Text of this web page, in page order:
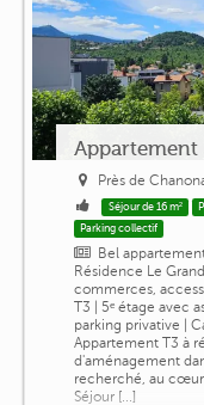
Appartement
Près de
Séjour de 16 m²
Parking collectif
Bel
Résidence Le
commerces,
T3 | 5ᵉ étage avec
parking privative |
Appartement T3 à
d'aménagement
recherché, au cœur
Séjour [...]